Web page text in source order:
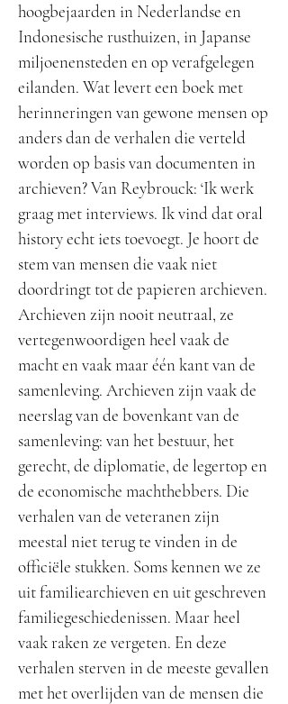
hoogbejaarden in Nederlandse en
Indonesische rusthuizen, in Japanse
miljoenensteden en op verafgelegen
eilanden. Wat levert een boek met
herinneringen van gewone mensen op
anders dan de verhalen die verteld
worden op basis van documenten in
archieven? Van Reybrouck: ‘Ik werk
graag met interviews. Ik vind dat oral
history echt iets toevoegt. Je hoort de
stem van mensen die vaak niet
doordringt tot de papieren archieven.
Archieven zijn nooit neutraal, ze
vertegenwoordigen heel vaak de
macht en vaak maar één kant van de
samenleving. Archieven zijn vaak de
neerslag van de bovenkant van de
samenleving: van het bestuur, het
gerecht, de diplomatie, de legertop en
de economische machthebbers. Die
verhalen van de veteranen zijn
meestal niet terug te vinden in de
officiële stukken. Soms kennen we ze
uit familiearchieven en uit geschreven
familiegeschiedenissen. Maar heel
vaak raken ze vergeten. En deze
verhalen sterven in de meeste gevallen
met het overlijden van de mensen die